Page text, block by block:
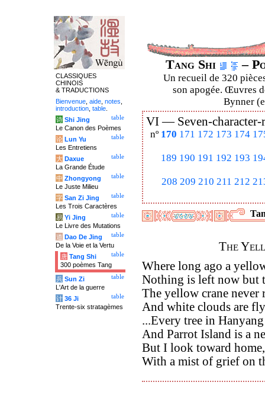
Tang Shi –
Un recueil de 320
son apogée. Œuvres
Bynner
VI — Seven-
nº 170 171 172 173 174
189 190 191 192 193
208 209 210 211 212
The
Where long ago a
Nothing is left now but
The yellow crane never
And white clouds are
...Every tree in
And Parrot Island is a
But I look toward
With a mist of grief on
CLASSIQUES
CHINOIS
& TRADUCTIONS
Bienvenue aide notes
introduction table
table
诗 Shi Jing
Le Canon des Poèmes
table
论 Lun Yu
Les Entretiens
table
大 Daxue
La Grande Étude
table
中 Zhongyong
Le Juste Milieu
table
字 San Zi Jing
Les Trois Caractères
table
易 Yi Jing
Le Livre des Mutations
table
道 Dao De Jing
De la Voie et la Vertu
table
唐 Tang Shi
300 poèmes Tang
table
兵 Sun Zi
L'Art de la guerre
table
计 36 Ji
Trente-six stratagèmes